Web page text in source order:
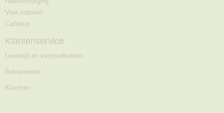
Voor mannen
Cadeaus
Klantenservice
Levertijd en verzendkosten
Retourneren
Klachten